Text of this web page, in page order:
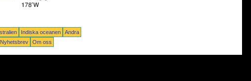
Indiska oceanen
Andra
Nyhetsbrev Om oss